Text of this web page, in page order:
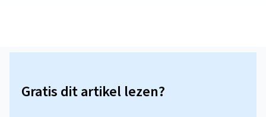
Gratis dit artikel lezen?